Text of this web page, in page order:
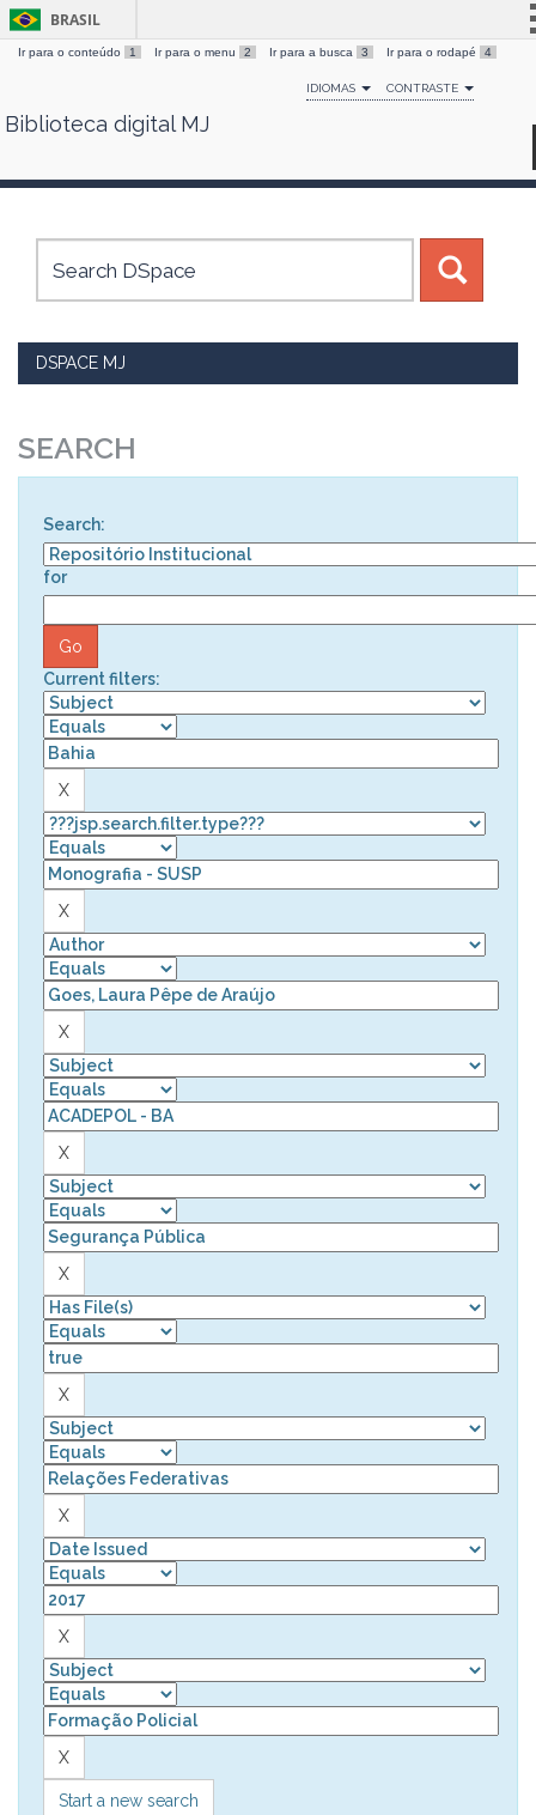
Skip
BRASIL
Simplifique!
Comunica BR
Canais
Ir para o conteúdo 1 Ir para o menu 2 Ir para a busca 3 Ir para o rodapé 4
IDIOMAS CONTRASTE
Biblioteca digital MJ
DSPACE MJ
SEARCH
Search:
for
Current filters:
Start a new search